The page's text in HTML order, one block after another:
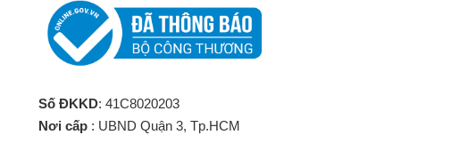
Số ĐKKD: 41C8020203
Nơi cấp : UBND Quận 3, Tp.HCM